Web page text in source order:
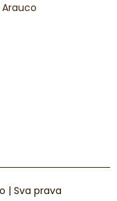
| Sva prava